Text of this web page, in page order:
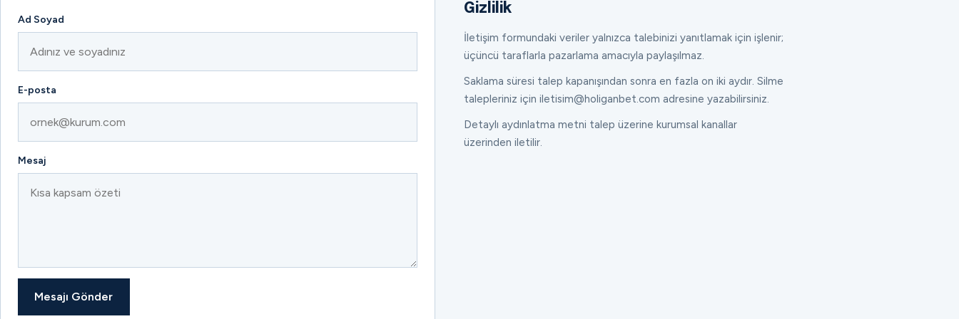
Ad Soyad
E-posta
Mesaj
Mesajı Gönder
Gizlilik
İletişim formundaki veriler yalnızca talebinizi yanıtlamak için işlenir;
üçüncü taraflarla pazarlama amacıyla paylaşılmaz.
Saklama süresi talep kapanışından sonra en fazla on iki aydır. Silme
talepleriniz için iletisim@holiganbet.com adresine yazabilirsiniz.
Detaylı aydınlatma metni talep üzerine kurumsal kanallar
üzerinden iletilir.